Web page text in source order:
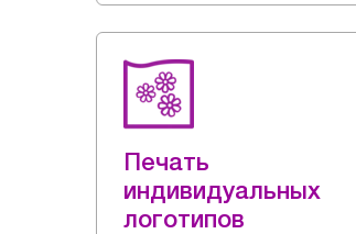
Печать
индивидуальных
логотипов